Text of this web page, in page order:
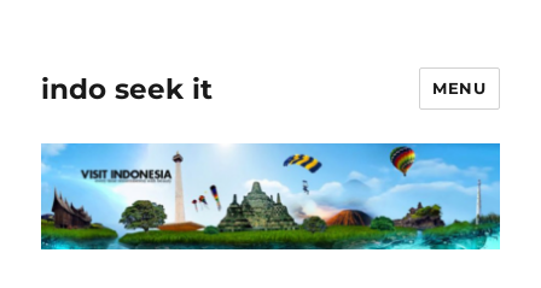
indo seek it MENU